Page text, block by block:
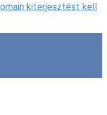
kiterjesztést kell